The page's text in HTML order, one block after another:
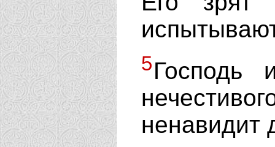
5Господь
ненавидит